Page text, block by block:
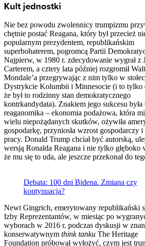
Kult jednostki
Nie bez powodu zwolennicy trumpizmu
chętnie postać Reagana, który był przecież
popularnym prezydentem, republikańskim
superbohaterem, pogromcą Partii
Najpierw, w 1980 r. zdecydowanie wygrał z
Carterem, a cztery lata później rozgromił
Mondale’a przegrywając z nim tylko w
Dystrykcie Kolumbii i Minnesocie (i to tylko
że był to rodzinny stan demokratycznego
kontrkandydata). Znakiem jego sukcesu była
reaganomika – ekonomia podażowa, która
wielu niepożądanych skutków, ożywiła
gospodarkę, przyniosła wzrost gospodarczy i
pracy. Donald Trump chciał być autorską,
wersją Ronalda Reagana i nie tylko głęboko
że mu się to uda, ale jeszcze przekonał do
Debata: 100 dni Bidena. Zmiana czy
kontynuacja?
Newt Gingrich, emerytowany republikański
Izby Reprezentantów, w miesiąc po
wyborach w 2016 r. podczas dyskusji w
konserwatywnym think tanku The Heritage
Foundation próbował wyłożyć, czym jest